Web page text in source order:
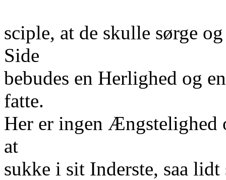
sciple, at de skulle sørge
Side
bebudes en Herlighed og
fatte.
Her er ingen Ængstelighed
at
sukke i sit Inderste, saa